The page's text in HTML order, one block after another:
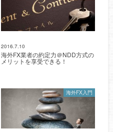
2016.7.10
海外FX業者の約定力＠NDD方式の
メリットを享受できる！
海外FX入門